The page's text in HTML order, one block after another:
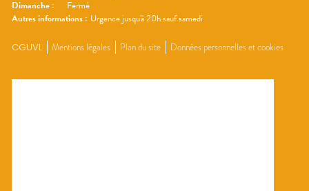
Dimanche :
Fermé
Autres informations : Urgence jusqu'à 20h sauf samedi
CGUVL Mentions légales Plan du site Données personnelles et cookies